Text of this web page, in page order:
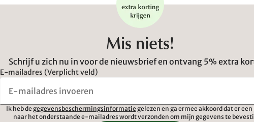
Mis niets!
Schrijf u zich nu in voor de nieuwsbrief en ontvang 5% extra
E-mailadres (Verplicht veld)
Ik heb de gegevensbeschermingsinformatie gelezen en ga ermee akkoord dat er
naar het onderstaande e-mailadres wordt verzonden om mijn gegevens te